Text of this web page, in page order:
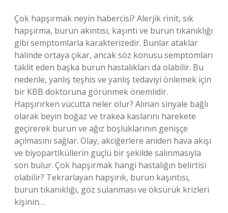
Çok hapşırmak neyin habercisi? Alerjik rinit, sık
hapşırma, burun akıntısı, kaşıntı ve burun tıkanıklığı
gibi semptomlarla karakterizedir. Bunlar ataklar
halinde ortaya çıkar, ancak söz konusu semptomları
taklit eden başka burun hastalıkları da olabilir. Bu
nedenle, yanlış teşhis ve yanlış tedaviyi önlemek için
bir KBB doktoruna görünmek önemlidir.
Hapşırırken vücutta neler olur? Alınan sinyale bağlı
olarak beyin boğaz ve trakea kaslarını harekete
geçirerek burun ve ağız boşluklarının genişçe
açılmasını sağlar. Olay, akciğerlere aniden hava akışı
ve biyopartiküllerin güçlü bir şekilde salınmasıyla
son bulur. Çok hapşırmak hangi hastalığın belirtisi
olabilir? Tekrarlayan hapşırık, burun kaşıntısı,
burun tıkanıklığı, göz sulanması ve öksürük krizleri
kişinin…